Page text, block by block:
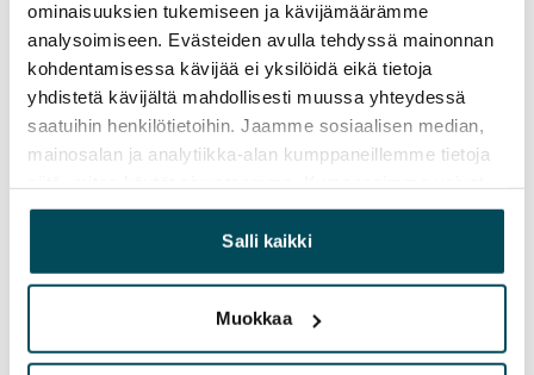
ominaisuuksien tukemiseen ja kävijämäärämme
analysoimiseen. Evästeiden avulla tehdyssä mainonnan
kohdentamisessa kävijää ei yksilöidä eikä tietoja
yhdistetä kävijältä mahdollisesti muussa yhteydessä
saatuihin henkilötietoihin. Jaamme sosiaalisen median,
mainosalan ja analytiikka-alan kumppaneillemme tietoja
yhdistää näitä tietoja muihin tietoihin, joita olet antanut
heille tai joita on kerätty, kun olet käyttänyt heidän
palvelujaan.
Salli kaikki
Muokkaa
Irtisanomis­mahdollisuus
12 kk vuokrasopimuksesta tai sopimussakolla
aiemmin
Kotivakuutus
Pakollinen, ei sisälly vuokraan
27 €/hlö/kk
Vuokralainen solmii itse sähkösopimuksen.